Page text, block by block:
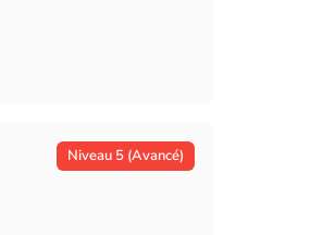
Niveau 5 (Avancé)